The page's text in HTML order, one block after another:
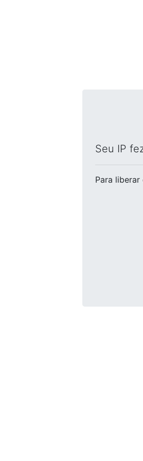
Seu IP
Para liberar